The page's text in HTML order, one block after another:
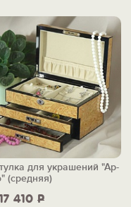
17 410 Р
для украшений "Ар-
(средняя)